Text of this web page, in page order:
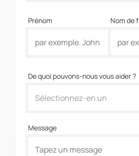
Prénom Nom de
De quoi pouvons-nous vous aider ?
Sélectionnez-en un
Message